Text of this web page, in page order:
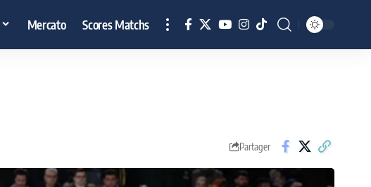
Mercato Scores Matchs
Partager